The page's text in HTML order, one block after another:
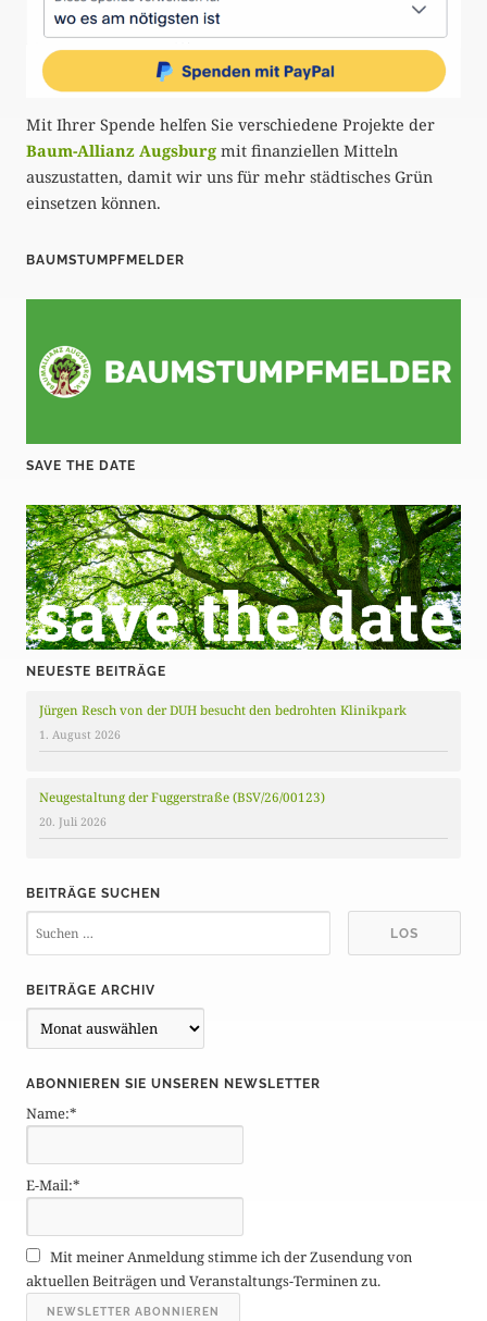
e
r
u
n
g
e
e
t
ä
g
e
Mit Ihrer Spende helfen Sie verschiedene Projekte der
Baum-Allianz Augsburg mit finanziellen Mitteln
auszustatten, damit wir uns für mehr städtisches Grün
einsetzen können.
BAUMSTUMPFMELDER
SAVE THE DATE
NEUESTE BEITRÄGE
Jürgen Resch von der DUH besucht den bedrohten Klinikpark
1. August 2026
Neugestaltung der Fuggerstraße (BSV/26/00123)
20. Juli 2026
BEITRÄGE SUCHEN
BEITRÄGE ARCHIV
e
t
r
g
e
r
c
h
ABONNIEREN SIE UNSEREN NEWSLETTER
Name:*
E-Mail:*
Mit meiner Anmeldung stimme ich der Zusendung von
aktuellen Beiträgen und Veranstaltungs-Terminen zu.